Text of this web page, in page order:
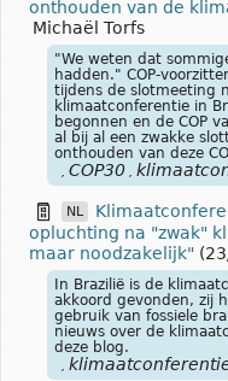
onthouden van de
Michaël Torfs
"We weten dat
hadden." COP-
tijdens de slotmeeting
klimaatconferentie in
begonnen en de COP
al bij al een zwakke
onthouden van deze
COP30
NL
opluchting na "zwak"
maar noodzakelijk"
In Brazilië is de
akkoord gevonden, zij
gebruik van fossiele
nieuws over de
deze blog.